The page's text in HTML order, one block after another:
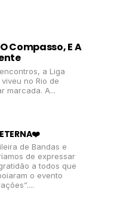
Compasso, E A
a Liga
no Rio de
marcada. A...
de Bandas e
de expressar
a todos que
o evento